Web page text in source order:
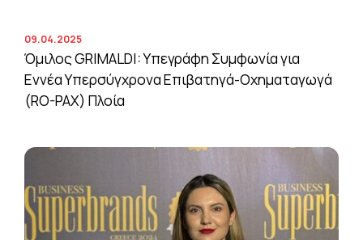
09.04.2025
Όμιλος GRIMALDI: Υπεγράφη Συμφωνία για
Εννέα Υπερσύγχρονα Επιβατηγά-Οχηματαγωγά
(RO-PAX) Πλοία